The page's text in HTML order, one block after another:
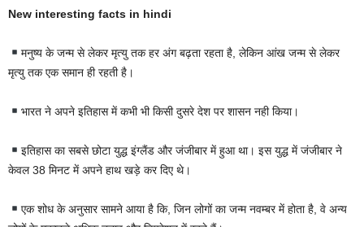
New interesting facts in hindi
मनुष्य के जन्म से लेकर मृत्यु तक हर अंग बढ़ता रहता है, लेकिन आंख जन्म से लेकर
मृत्यु तक एक समान ही रहती है।
भारत ने अपने इतिहास में कभी भी किसी दुसरे देश पर शासन नही किया।
इतिहास का सबसे छोटा युद्ध इंग्लैंड और जंजीबार में हुआ था। इस युद्ध में जंजीबार ने
केवल 38 मिनट में अपने हाथ खड़े कर दिए थे।
एक शोध के अनुसार सामने आया है कि, जिन लोगों का जन्म नवम्बर में होता है, वे अन्य